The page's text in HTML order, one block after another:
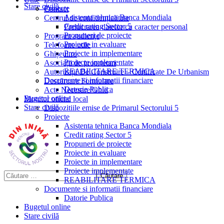
Stare civilă
Proiecte
Asistenta tehnica Banca Mondiala
Credit rating Sector 5
Propuneri de proiecte
Proiecte in evaluare
Proiecte in implementare
Proiecte implementate
REABILITARE TERMICA
Documente si informatii financiare
Datorie Publica
Bugetul online
Stare civilă
Contact
Centrul de confidențialitate
Prelucrarea datelor cu caracter personal
Program audiențe
Telefoane utile
Ghișeul.ro
Asociații de proprietari
Autorizații De Construire – Certificate De Urbanism
Descărcare Formulare
Acte Necesare/Ghid
Monitor oficial local
Dispozitiile emise de Primarul Sectorului 5
Proiecte
Asistenta tehnica Banca Mondiala
Credit rating Sector 5
Propuneri de proiecte
Proiecte in evaluare
Proiecte in implementare
Proiecte implementate
REABILITARE TERMICA
Documente si informatii financiare
Datorie Publica
Bugetul online
Stare civilă